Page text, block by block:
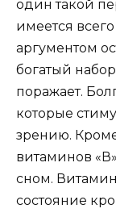
один такой
имеется
аргументом
богатый
поражает.
которые
зрению.
витаминов
сном.
состояние